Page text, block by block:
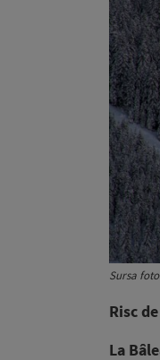
Sursa
Risc
La